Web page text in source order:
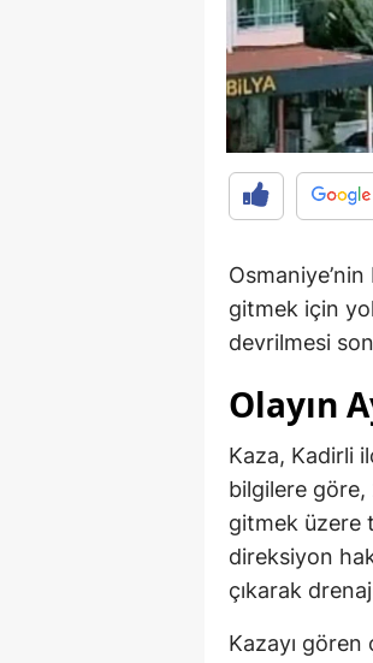
gitmek için
devrilmesi
Olayın
Kaza, Kadirli
bilgilere göre,
gitmek üzere
direksiyon
çıkarak
Kazayı gören